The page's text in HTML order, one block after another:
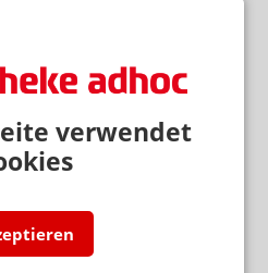
verwendet
über Zugang zu
PREISÄNDERUNG
40 statt 28.000 US-